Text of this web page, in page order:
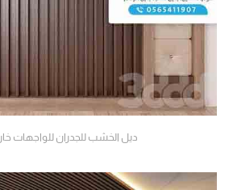
ديل الخشب للجدران للواجهات